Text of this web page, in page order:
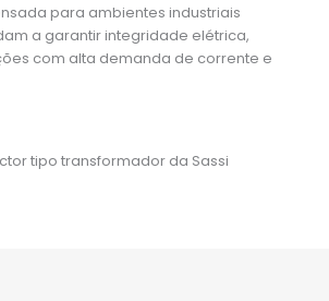
para ambientes industriais
a garantir integridade elétrica,
com alta demanda de corrente e